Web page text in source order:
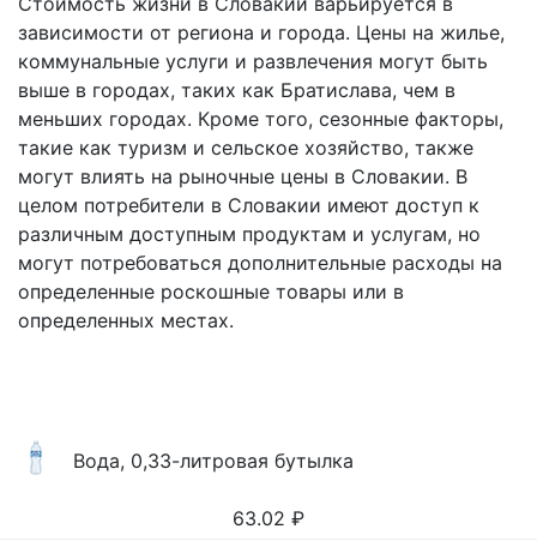
зависимости от региона и города. Цены на жилье,
коммунальные услуги и развлечения могут быть
выше в городах, таких как Братислава, чем в
меньших городах. Кроме того, сезонные факторы,
такие как туризм и сельское хозяйство, также
могут влиять на рыночные цены в Словакии. В
целом потребители в Словакии имеют доступ к
различным доступным продуктам и услугам, но
могут потребоваться дополнительные расходы на
определенные роскошные товары или в
определенных местах.
Вода, 0,33-литровая бутылка
63.02 ₽